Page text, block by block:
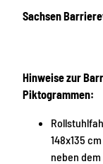
Sachsen
Hinweise zur
Piktogrammen:
148x135
neben dem